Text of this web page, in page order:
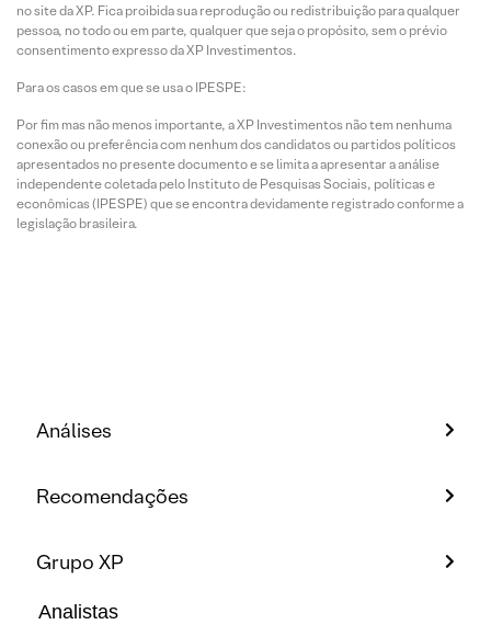
no site da XP. Fica proibida sua reprodução ou redistribuição para qualquer
pessoa, no todo ou em parte, qualquer que seja o propósito, sem o prévio
consentimento expresso da XP Investimentos.
Para os casos em que se usa o IPESPE:
Por fim mas não menos importante, a XP Investimentos não tem nenhuma
conexão ou preferência com nenhum dos candidatos ou partidos políticos
apresentados no presente documento e se limita a apresentar a análise
independente coletada pelo Instituto de Pesquisas Sociais, políticas e
econômicas (IPESPE) que se encontra devidamente registrado conforme a
legislação brasileira.
Análises
Recomendações
Grupo XP
Analistas